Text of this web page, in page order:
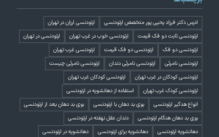
ادرس دکتر فرزاد یحیی پور متخصص ارتودنسی
ارتودنسی ارزان در تهران
ارتودنسی ثابت دو فک قیمت
ارتودنسی خوب در غرب تهران
ارتودنسی در تهران
ارتودنسی دو فک
ارتودنسی دو فک قیمت
ارتودنسی غرب تهران
ارتودنسی نامرئی
ارتودنسی نامرئی دندان
ارتودنسی نامرئی چیست
ارتودنسی کودکان در غرب تهران
ارتودنسی کودکان غرب تهران
ارتودنسی کودک غرب تهران
استفاده از دهانشویه در ارتودنسی
انواع هدگیر ارتودنسی
بوی بد دهان با ارتودنسی
بوی بد دهان بعد از ارتودنسی
بوی بد دهان هنگام ارتودنسی
دندان عقل نهفته در ارتودنسی
دهانشویه ارتودنسی
دهانشویه برای ارتودنسی
دهانشویه در ارتودنسی